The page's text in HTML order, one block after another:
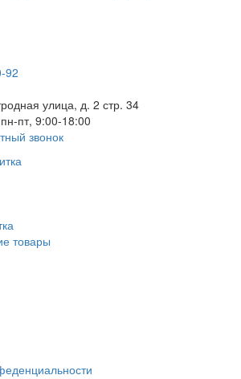
92
улица, д. 2 стр. 34
пт, 9:00-18:00
звонок
товары